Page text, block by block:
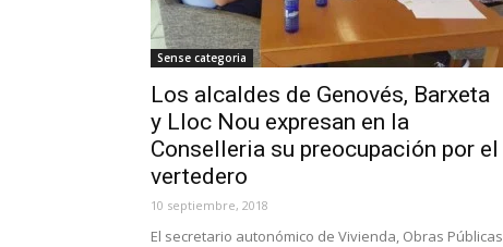
Sense categoria
Los alcaldes de Genovés, Barxeta
y Lloc Nou expresan en la
Conselleria su preocupación por el
vertedero
10 septiembre, 2018
El secretario autonómico de Vivienda, Obras Públicas